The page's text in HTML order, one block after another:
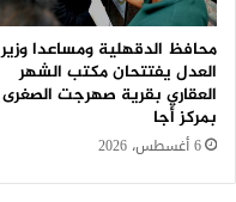
محافظ الدقهلية ومساعدا وزير
العدل يفتتحان مكتب الشهر
العقاري بقرية صهرجت الصغرى
بمركز أجا
6 أغسطس، 2026